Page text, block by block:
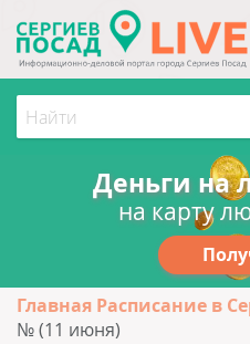
Деньги на
на карту
Главная Расписание в
№ (11 июня)